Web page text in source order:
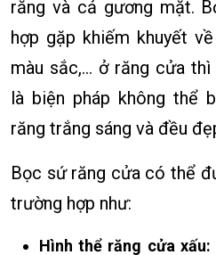
răng và cả gương mặt.
hợp gặp khiếm khuyết
màu sắc,… ở răng cửa
là biện pháp không thể
răng trắng sáng và đều
Bọc sứ răng cửa có thể
trường hợp như:
Hình thể răng cửa xấu: